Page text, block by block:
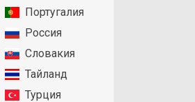
Португалия
Россия
Словакия
Тайланд
Турция